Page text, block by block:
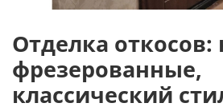
Отделка
фрезерованные,
классический